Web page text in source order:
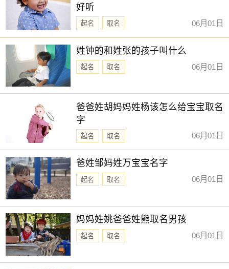
好听
起名 取名 06月01日
姓钟的和姓张的孩子叫什么
起名 取名 06月01日
爸爸姓胡妈妈姓杨该怎么给宝宝取名
字
起名 取名 06月01日
爸姓邹妈姓万宝宝名字
起名 取名 06月01日
妈妈姓姚爸爸姓熊取名男孩
起名 取名 06月01日